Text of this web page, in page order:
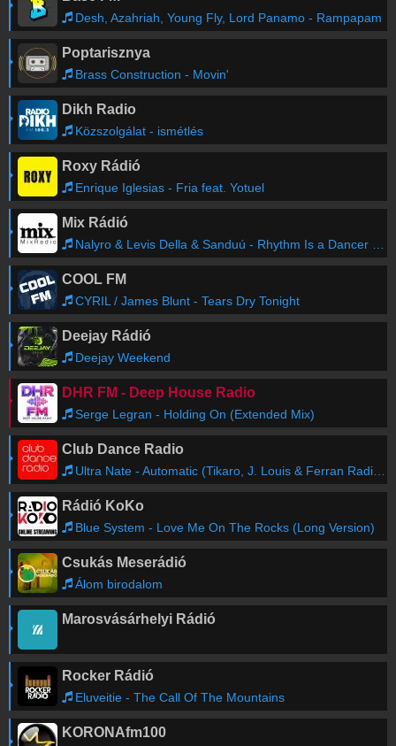
Desh, Azahriah, Young Fly, Lord Panamo - Rampapam
Poptarisznya
Brass Construction - Movin'
Dikh Radio
Közszolgálat - ismétlés
Roxy Rádió
Enrique Iglesias - Fria feat. Yotuel
Mix Rádió
Nalyro & Levis Della & Sanduú - Rhythm Is a Dancer (Big Cash & Alex Shot Remix)
COOL FM
CYRIL / James Blunt - Tears Dry Tonight
Deejay Rádió
Deejay Weekend
DHR FM - Deep House Radio
Serge Legran - Holding On (Extended Mix)
Club Dance Radio
Ultra Nate - Automatic (Tikaro, J. Louis & Ferran Radio Mix)
Rádió KoKo
Blue System - Love Me On The Rocks (Long Version)
Csukás Meserádió
Álom birodalom
Marosvásárhelyi Rádió
Rocker Rádió
Eluveitie - The Call Of The Mountains
KORONAfm100